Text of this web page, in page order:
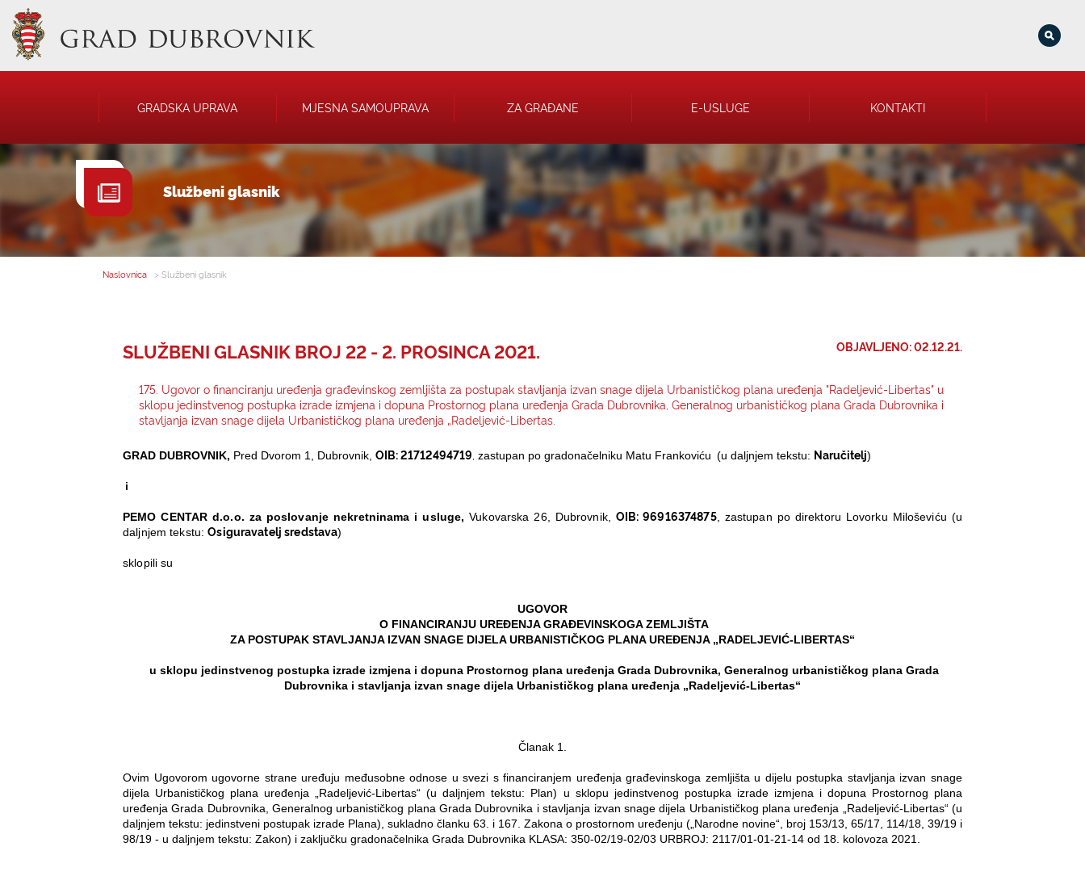
GRADSKA UPRAVA
GRADONAČELNIK
GRADSKO VIJEĆE
UPRAVNA TIJELA
SAVJET MLADIH
NATJEČAJI
JAVNA OBJAVA RJEŠENJA
USTANOVE
KOMUNALNA I TRGOVAČKA
MJESNA SAMOUPRAVA ZA GRAĐANE E-USLUGE KONTAKTI
Službeni glasnik
Naslovnica > Službeni glasnik
SLUŽBENI GLASNIK BROJ 22 - 2. PROSINCA 2021. OBJAVLJENO: 02.12.21.
175. Ugovor o financiranju uređenja građevinskog zemljišta za postupak stavljanja izvan snage dijela Urbanističkog plana uređenja "Radeljević-Libertas" u
sklopu jedinstvenog postupka izrade izmjena i dopuna Prostornog plana uređenja Grada Dubrovnika, Generalnog urbanističkog plana Grada Dubrovnika i
stavljanja izvan snage dijela Urbanističkog plana uređenja „Radeljević-Libertas.
GRAD DUBROVNIK, Pred Dvorom 1, Dubrovnik, OIB: 21712494719 zastupan po gradonačelniku Matu Frankoviću (u daljnjem tekstu: Naručitelj)
i
PEMO CENTAR d.o.o. za poslovanje nekretninama i usluge,Vukovarska 26, Dubrovnik, OIB: 96916374875, zastupan po direktoru Lovorku Miloševiću (u
daljnjem tekstu:Osiguravatelj sredstava)
sklopili su
UGOVOR
O FINANCIRANJU UREĐENJA GRAĐEVINSKOGA ZEMLJIŠTA
ZA POSTUPAK STAVLJANJA IZVAN SNAGE DIJELA URBANISTIČKOG PLANA UREĐENJA „RADELJEVIĆ-LIBERTAS“
u sklopu jedinstvenog postupka izrade izmjena i dopuna Prostornog plana uređenja Grada Dubrovnika, Generalnog urbanističkog plana Grada
Dubrovnika i stavljanja izvan snage dijela Urbanističkog plana uređenja „Radeljević-Libertas“
Članak 1.
Ovim Ugovorom ugovorne strane uređuju međusobne odnose u svezi s financiranjem uređenja građevinskoga zemljišta u dijelu postupka stavljanja izvan snage
dijela Urbanističkog plana uređenja „Radeljević-Libertas“ (u daljnjem tekstu: Plan) u sklopu jedinstvenog postupka izrade izmjena i dopuna Prostornog plana
uređenja Grada Dubrovnika, Generalnog urbanističkog plana Grada Dubrovnika i stavljanja izvan snage dijela Urbanističkog plana uređenja „Radeljević-Libertas“ (u
daljnjem tekstu: jedinstveni postupak izrade Plana), sukladno članku 63. i 167. Zakona o prostornom uređenju („Narodne novine“, broj 153/13, 65/17, 114/18, 39/19 i
98/19 - u daljnjem tekstu: Zakon) i zaključku gradonačelnika Grada Dubrovnika KLASA: 350-02/19-02/03 URBROJ: 2117/01-01-21-14 od 18. kolovoza 2021.